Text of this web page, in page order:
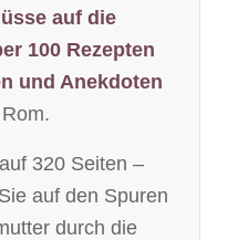
auf die
100 Rezepten
und Anekdoten
320 Seiten –
auf den Spuren
durch die